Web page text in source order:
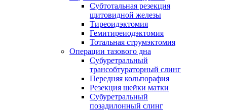
Субтотальная резекция
щитовидной железы
Тиреоидэктомия
Гемитиреиодэктомия
Тотальная струмэктомия
Операции тазового дна
Субуретральный
трансобтураторный слинг
Передняя кольпорафия
Резекция шейки матки
Субуретральный
позадилонный слинг